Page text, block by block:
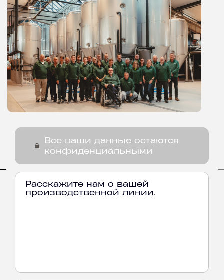
Все ваши данные остаются
конфиденциальными